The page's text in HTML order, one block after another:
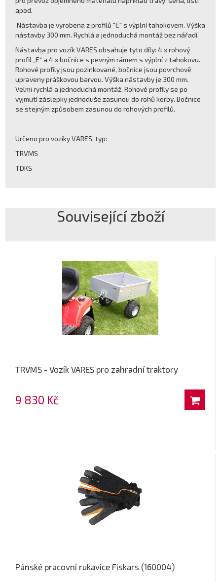
apod.
Nástavba je vyrobena z profilů "E" s výplní tahokovem. Výška
nástavby 300 mm. Rychlá a jednoduchá montáž bez nářadí.
Nástavba pro vozík VARES obsahuje tyto díly: 4 x rohový
profil „E“ a 4 x bočnice s pevným rámem s výplní z tahokovu.
Rohové profily jsou pozinkované, bočnice jsou povrchově
upraveny práškovou barvou. Výška nástavby je 300 mm.
Velmi rychlá a jednoduchá montáž. Rohové profily se po
vyjmutí záslepky jednoduše zasunou do rohů korby. Bočnice
se stejným způsobem zasunou do rohových profilů.
Určeno pro vozíky VARES, typ:
TRVMS
TDKS
Související zboží
TRVMS - Vozík VARES pro zahradní traktory
9 830 Kč
Pánské pracovní rukavice Fiskars (160004)